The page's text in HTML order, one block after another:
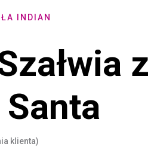
INDIAN
z
klienta)